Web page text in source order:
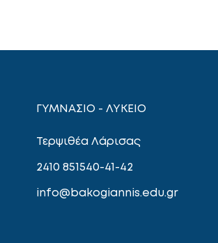
ΓΥΜΝΑΣΙΟ - ΛΥΚΕΙΟ
Τερψιθέα Λάρισας
2410 851540-41-42
info@bakogiannis.edu.gr